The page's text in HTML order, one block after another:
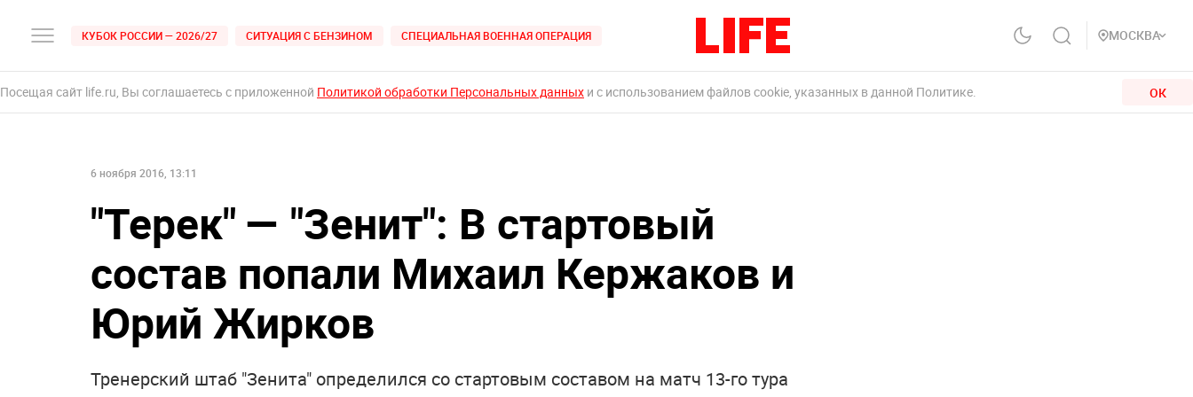
КУБОК РОССИИ — 2026/27 СИТУАЦИЯ С БЕНЗИНОМ СПЕЦИАЛЬНАЯ ВОЕННАЯ ОПЕРАЦИЯ МОСКВА
Посещая сайт life.ru, Вы соглашаетесь с приложенной Политикой обработки Персональных данных и с использованием файлов cookie, указанных в данной Политике. ОК
6 ноября 2016, 13:11
"Терек" — "Зенит": В стартовый
состав попали Михаил Кержаков и
Юрий Жирков
Тренерский штаб "Зенита" определился со стартовым составом на матч 13-го тура